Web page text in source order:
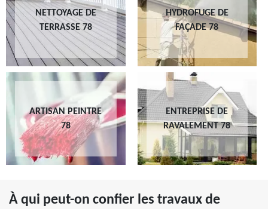
NETTOYAGE DE
TERRASSE 78
HYDROFUGE DE
FAÇADE 78
ARTISAN PEINTRE
78
ENTREPRISE DE
RAVALEMENT 78
À qui peut-on confier les travaux de